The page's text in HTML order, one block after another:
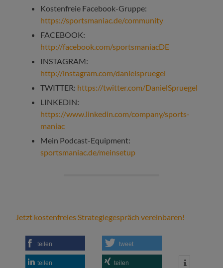
Kostenfreie Facebook-Gruppe:
https://sportsmaniac.de/community
FACEBOOK:
http://facebook.com/sportsmaniacDE
INSTAGRAM:
http://instagram.com/danielspruegel
TWITTER: https://twitter.com/DanielSpruegel
LINKEDIN:
https://www.linkedin.com/company/sports-
maniac
Mein Podcast-Equipment:
sportsmaniac.de/meinsetup
Jetzt kostenfreies Strategiegespräch vereinbaren!
teilen tweet
teilen teilen